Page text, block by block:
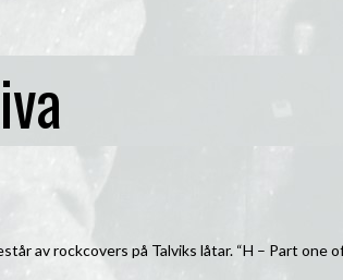
av rockcovers på Talviks låtar. “H – Part one